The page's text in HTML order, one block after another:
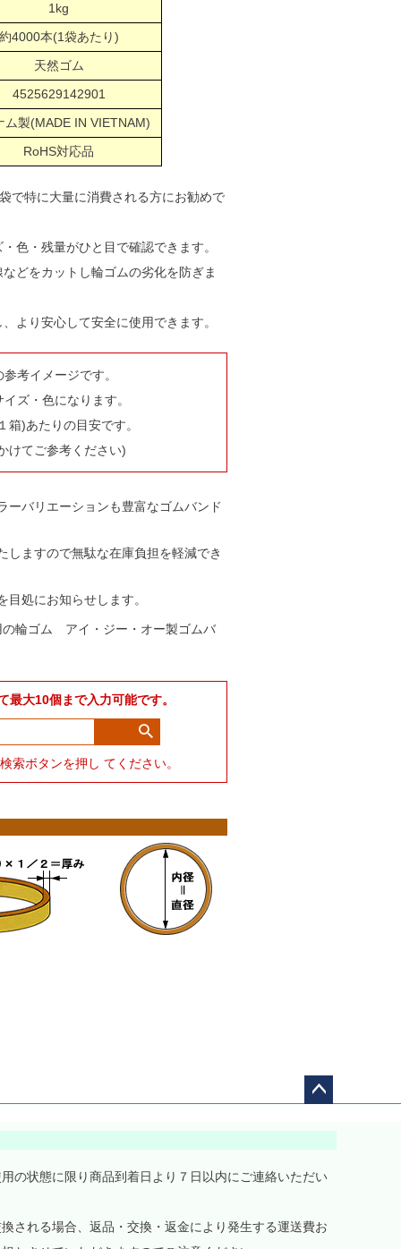
1kg
4000本(1袋あたり)
天然ゴム
4525629142901
ム製(MADE IN VIETNAM)
RoHS対応品
で特に大量に消費される方にお勧めで
色・残量がひと目で確認できます。
どをカットし輪ゴムの劣化を防ぎま
より安心して安全に使用できます。
考イメージです。
ズ・色になります。
)あたりの目安です。
けてご参考ください)
ーバリエーションも豊富なゴムバンド
ますので無駄な在庫負担を軽減でき
処にお知らせします。
の輪ゴム アイ・ジー・オー製ゴムバ
大10個まで入力可能です。
索ボタンを押し てください。
ジト
ップ
へ
の状態に限り商品到着日より７日以内にご連絡いただい
される場合、返品・交換・返金により発生する運送費お